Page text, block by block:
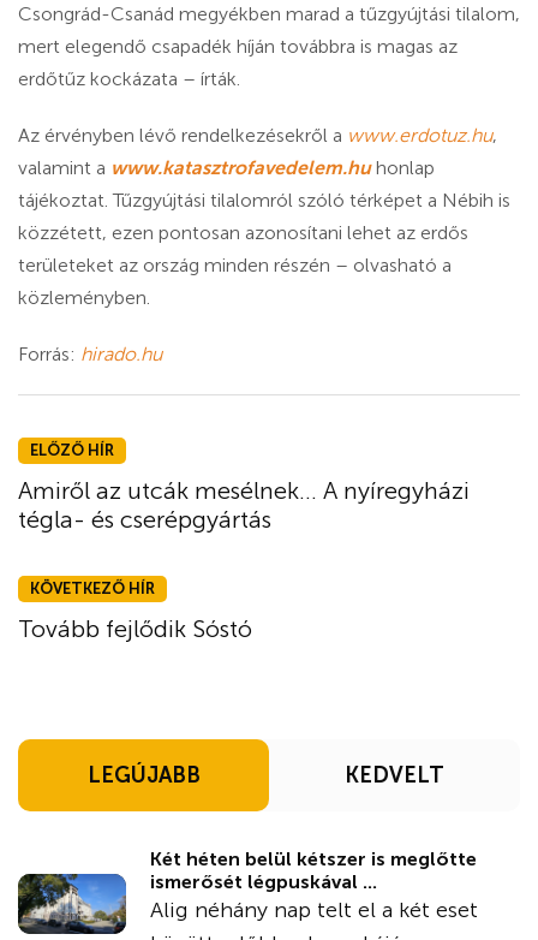
Csongrád-Csanád megyékben marad a tűzgyújtási tilalom,
mert elegendő csapadék híján továbbra is magas az
erdőtűz kockázata – írták.
Az érvényben lévő rendelkezésekről a www.erdotuz.hu,
valamint a www.katasztrofavedelem.hu honlap
tájékoztat. Tűzgyújtási tilalomról szóló térképet a Nébih is
közzétett, ezen pontosan azonosítani lehet az erdős
területeket az ország minden részén – olvasható a
közleményben.
Forrás: hirado.hu
ELŐZŐ HÍR
Amiről az utcák mesélnek... A nyíregyházi
tégla- és cserépgyártás
KÖVETKEZŐ HÍR
Tovább fejlődik Sóstó
LEGÚJABB KEDVELT
Két héten belül kétszer is meglőtte
ismerősét légpuskával ...
Alig néhány nap telt el a két eset